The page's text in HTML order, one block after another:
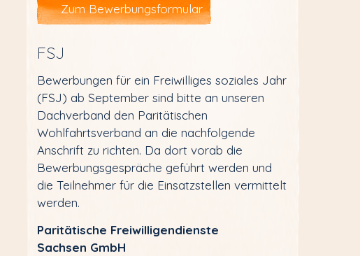
Zum Bewerbungsformular
FSJ
Bewerbungen für ein Freiwilliges soziales Jahr
(FSJ) ab September sind bitte an unseren
Dachverband den Paritätischen
Wohlfahrtsverband an die nachfolgende
Anschrift zu richten. Da dort vorab die
Bewerbungsgespräche geführt werden und
die Teilnehmer für die Einsatzstellen vermittelt
werden.
Paritätische Freiwilligendienste
Sachsen GmbH